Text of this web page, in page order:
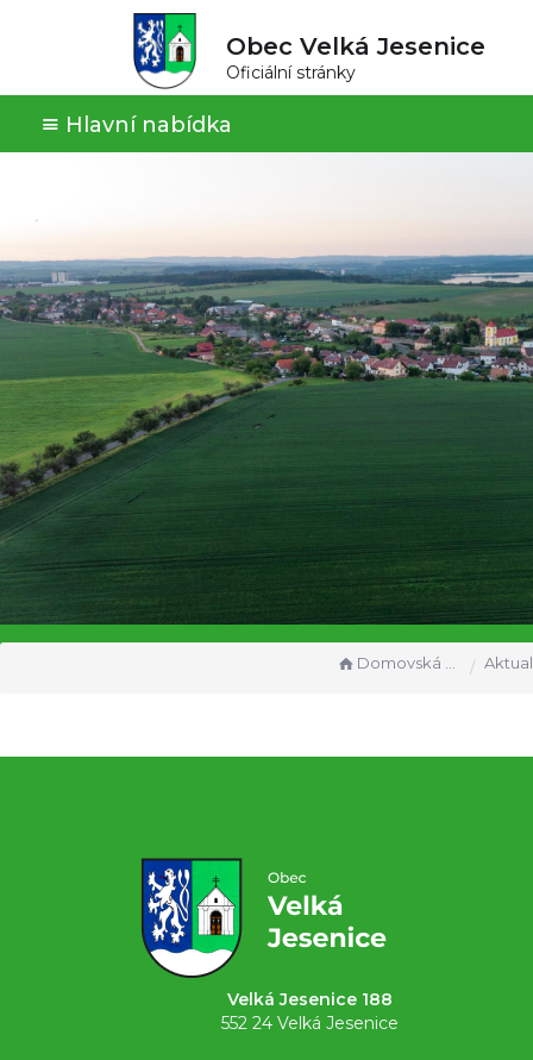
Obec Velká Jesenice
Oficiální stránky
Hlavní nabídka
Domovská stránka
Velká Jesenice 188
552 24 Velká Jesenice